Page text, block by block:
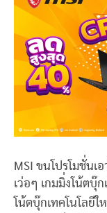
MSI ขนโปรโมชั่นเ
เว่อๆ เกมมิ่งโน้ตบุ๊
โน้ตบุ๊กเทคโนโลยีใ